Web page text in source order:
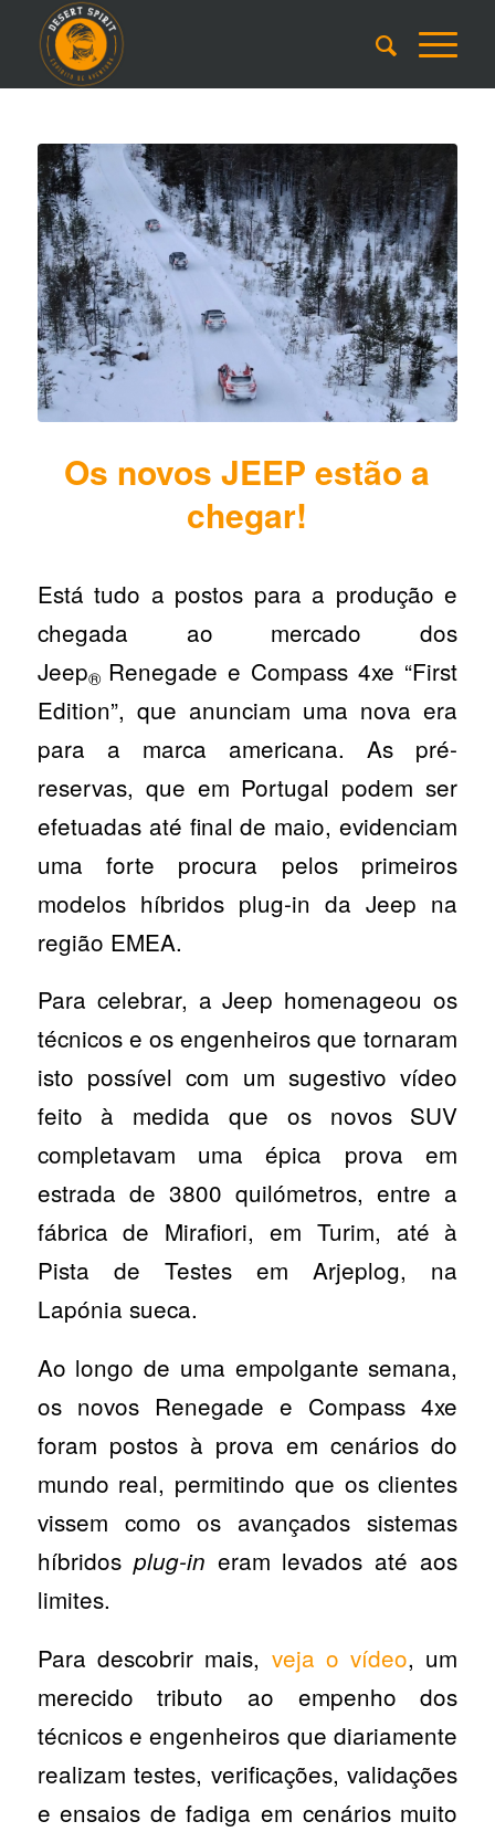
Os novos JEEP estão a
chegar!
Está tudo a postos para a produção e
chegada ao mercado dos
Jeep® Renegade e Compass 4xe “First
Edition”, que anunciam uma nova era
para a marca americana. As pré-
reservas, que em Portugal podem ser
efetuadas até final de maio, evidenciam
uma forte procura pelos primeiros
modelos híbridos plug-in da Jeep na
região EMEA.
Para celebrar, a Jeep homenageou os
técnicos e os engenheiros que tornaram
isto possível com um sugestivo vídeo
feito à medida que os novos SUV
completavam uma épica prova em
estrada de 3800 quilómetros, entre a
fábrica de Mirafiori, em Turim, até à
Pista de Testes em Arjeplog, na
Lapónia sueca.
Ao longo de uma empolgante semana,
os novos Renegade e Compass 4xe
foram postos à prova em cenários do
mundo real, permitindo que os clientes
vissem como os avançados sistemas
híbridos plug-in eram levados até aos
limites.
Para descobrir mais, veja o vídeo, um
merecido tributo ao empenho dos
técnicos e engenheiros que diariamente
realizam testes, verificações, validações
e ensaios de fadiga em cenários muito